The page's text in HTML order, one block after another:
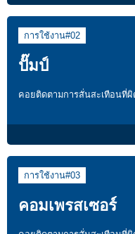
การใช้งาน#02
ปั๊มป์
คอยติดตามการสั่นสะเทือนที่
การใช้งาน#03
คอมเพรสเซอร์